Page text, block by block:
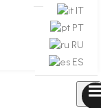
IT
PT
RU
ES